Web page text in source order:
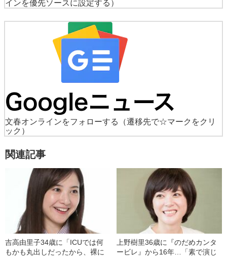
インを優先ソースに設定する）
文春オンラインをフォローする
（遷移先で☆マークをクリ
ック）
関連記事
吉高由里子34歳に「ICUでは何
もかも丸出しだったから、裸に
上野樹里36歳に『のだめカンタ
ービレ』から16年…「素で演じ